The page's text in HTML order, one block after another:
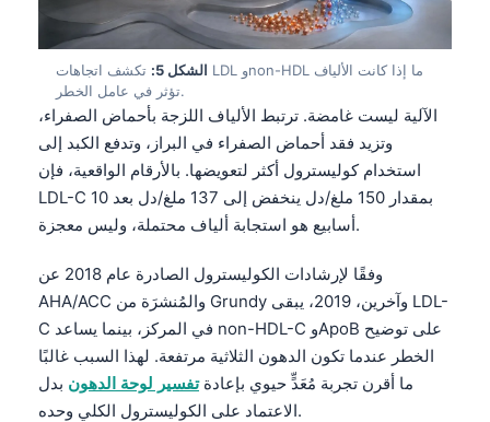
الشكل 5:
تكشف اتجاهات LDL وnon-HDL ما إذا كانت الألياف
تؤثر في عامل الخطر.
الآلية ليست غامضة. ترتبط الألياف اللزجة بأحماض الصفراء،
وتزيد فقد أحماض الصفراء في البراز، وتدفع الكبد إلى
استخدام كوليسترول أكثر لتعويضها. بالأرقام الواقعية، فإن
LDL-C بمقدار 150 ملغ/دل ينخفض إلى 137 ملغ/دل بعد 10
أسابيع هو استجابة ألياف محتملة، وليس معجزة.
وفقًا لإرشادات الكوليسترول الصادرة عام 2018 عن
AHA/ACC والمُنشرَة من Grundy وآخرين، 2019، يبقى LDL-
C في المركز، بينما يساعد non-HDL-C وApoB على توضيح
الخطر عندما تكون الدهون الثلاثية مرتفعة. لهذا السبب غالبًا
ما أقرن تجربة مُعَدٍّ حيوي بإعادةتفسير لوحة الدهون بدل
الاعتماد على الكوليسترول الكلي وحده.